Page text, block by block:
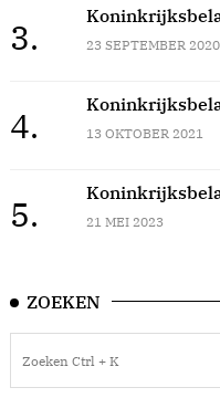
3. 23 SEPTEMBER 2020
4. 13 OKTOBER 2021
5. 21 MEI 2023
ZOEKEN